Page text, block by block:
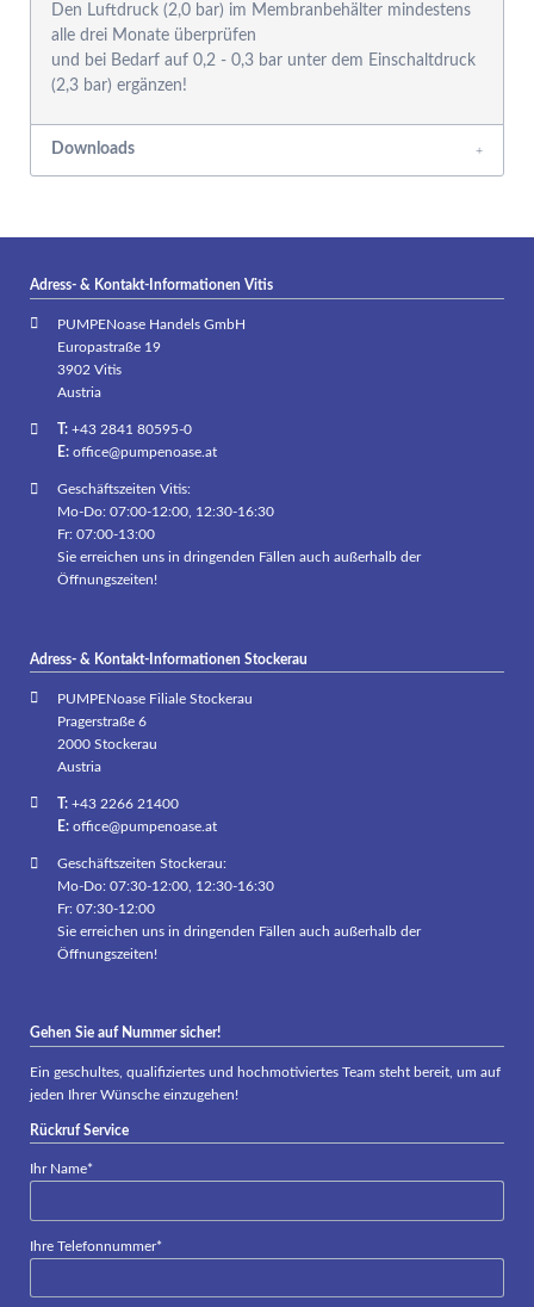
Den Luftdruck (2,0 bar) im Membranbehälter mindestens
alle drei Monate überprüfen
und bei Bedarf auf 0,2 - 0,3 bar unter dem Einschaltdruck
(2,3 bar) ergänzen!
Downloads
Adress- & Kontakt-Informationen Vitis
PUMPENoase Handels GmbH
Europastraße 19
3902 Vitis
Austria
T:+43 2841 80595-0
E: office@pumpenoase.at
Geschäftszeiten Vitis:
Mo-Do: 07:00-12:00, 12:30-16:30
Fr: 07:00-13:00
Sie erreichen uns in dringenden Fällen auch außerhalb der
Öffnungszeiten!
Adress- & Kontakt-Informationen Stockerau
PUMPENoase Filiale Stockerau
Pragerstraße 6
2000 Stockerau
Austria
T:+43 2266 21400
E: office@pumpenoase.at
Geschäftszeiten Stockerau:
Mo-Do: 07:30-12:00, 12:30-16:30
Fr: 07:30-12:00
Sie erreichen uns in dringenden Fällen auch außerhalb der
Öffnungszeiten!
Gehen Sie auf Nummer sicher!
Ein geschultes, qualifiziertes und hochmotiviertes Team steht bereit, um auf
jeden Ihrer Wünsche einzugehen!
Rückruf Service
Pflichtfeld
Ihr Name*
Pflichtfeld
Ihre Telefonnummer*